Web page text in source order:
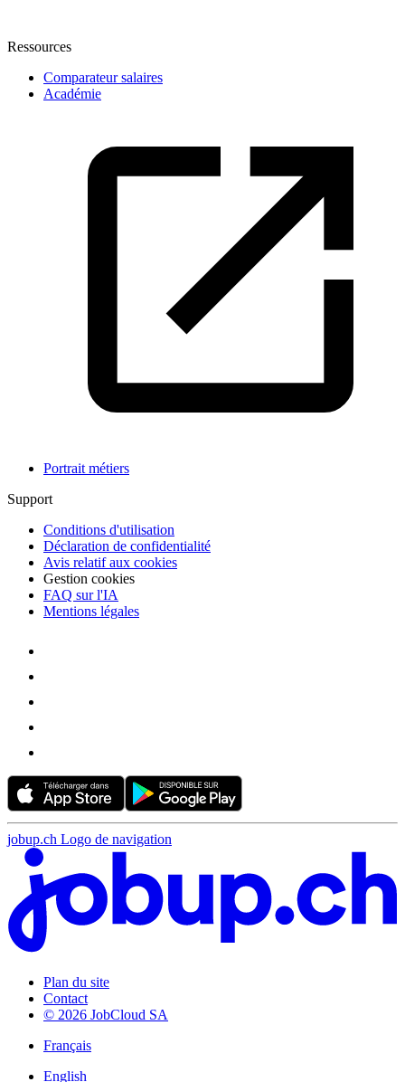
Ressources
Comparateur salaires
Académie
Portrait métiers
Support
Conditions d'utilisation
Déclaration de confidentialité
Avis relatif aux cookies
Gestion cookies
FAQ sur l'IA
Mentions légales
jobup.ch Logo de navigation
Plan du site
Contact
© 2026 JobCloud SA
Français
English